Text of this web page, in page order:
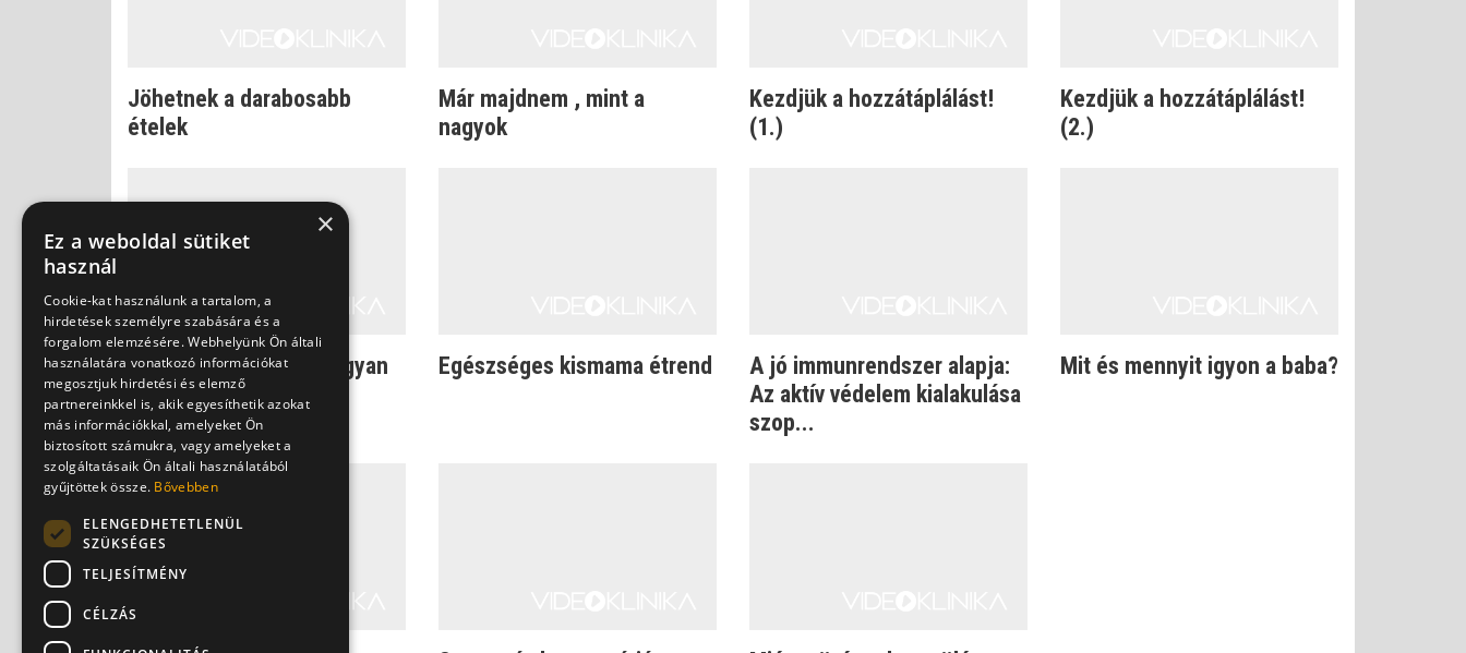
Jöhetnek a darabosabb
ételek
Már majdnem , mint a
nagyok
Kezdjük a hozzátáplálást!
(1.)
Kezdjük a hozzátáplálást!
(2.)
Csodálatos anyatej-hogyan
szoptassunk
Egészséges kismama étrend
A jó immunrendszer alapja:
Az aktív védelem kialakulása
szop...
Mit és mennyit igyon a baba?
×
Ez a weboldal sütiket
használ
Cookie-kat használunk a tartalom, a
hirdetések személyre szabására és a
forgalom elemzésére. Webhelyünk Ön általi
használatára vonatkozó információkat
megosztjuk hirdetési és elemző
partnereinkkel is, akik egyesíthetik azokat
más információkkal, amelyeket Ön
biztosított számukra, vagy amelyeket a
szolgáltatásaik Ön általi használatából
gyűjtöttek össze. Bővebben
ELENGEDHETETLENÜL
SZÜKSÉGES
TELJESÍTMÉNY
CÉLZÁS